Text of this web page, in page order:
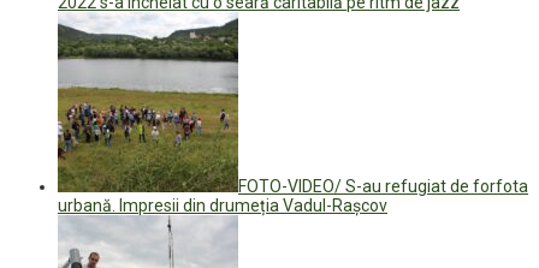
FOTO-VIDEO/ S-au refugiat de forfota
urbană. Impresii din drumeția Vadul-Rașcov